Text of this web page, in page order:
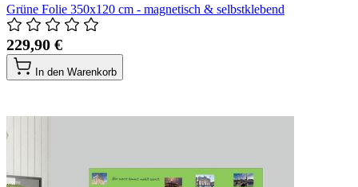
Grüne Folie 350x120 cm - magnetisch & selbstklebend
229,90 €
In den Warenkorb